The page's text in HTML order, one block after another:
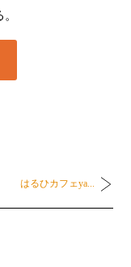
はるひカフェya...